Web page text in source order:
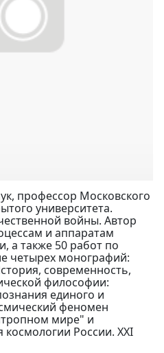
профессор Московского
университета.
войны. Автор
и аппаратам
а также 50 работ по
четырех монографий:
современность,
философии:
единого и
феномен
мире" и
России. XXI